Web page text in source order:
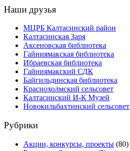
Наши друзья
МЦРБ Калтасинский район
Калтасинская Заря
Аксеновская библиотека
Гайниямакская библиотека
Ибраевская библиотека
Гайниямакский СДК
Байгильдинская библиотека
Краснохолмский сельсовет
Калтасинский И-К Музей
Новокильбахтинский сельсовет
Рубрики
Акции, конкурсы, проекты (80)